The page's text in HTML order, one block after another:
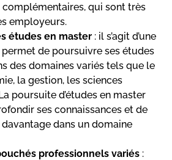
qui sont très
employeurs.
études en master : il s’agit d’une
de poursuivre ses études
des domaines variés tels que le
la gestion, les sciences
poursuite d’études en master
ses connaissances et de
dans un domaine
professionnels variés :